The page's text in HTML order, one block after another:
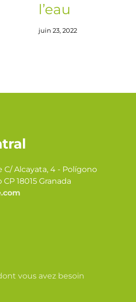
l’eau
juin 23, 2022
C/ Alcayata, 4 - Polígono
18015 Granada
vous avez besoin